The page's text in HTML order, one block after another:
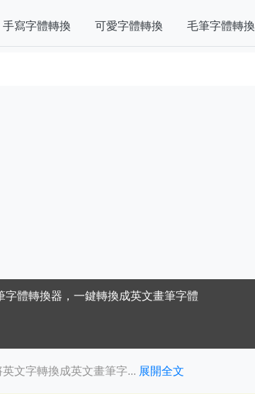
手寫字體轉換 可愛字體轉換 毛筆字體轉換
字體轉換器，一鍵轉換成英文畫筆字體
文字轉換成英文畫筆字... 展開全文